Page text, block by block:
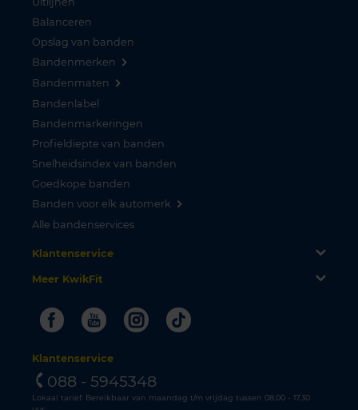
Balanceren
Opslag van banden
Bandenmerken
Bandenmaten
Bandenlabel
Bandenmarkeringen
Profieldiepte van banden
Snelheidsindex van banden
Goedkope banden
Banden voor elk automerk
Alle bandenservices
Klantenservice
Meer KwikFit
FacebookYoutubeInstagram
Tiktok
Klantenservice
088 - 5945348
Lokaal tarief. Bereikbaar van maandag t/m vrijdag tussen 08.00 - 17.30